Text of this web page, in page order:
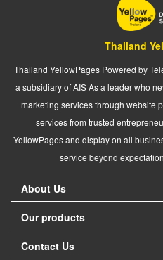
Thailand
Thailand YellowPages Powered by
a subsidiary of AIS As a leader who
marketing services through website
services from trusted
YellowPages and display on all
service beyond
About Us
Our products
Contact Us